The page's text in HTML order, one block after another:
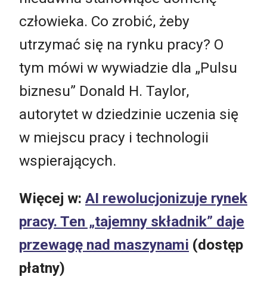
człowieka. Co zrobić, żeby
utrzymać się na rynku pracy? O
tym mówi w wywiadzie dla „Pulsu
biznesu” Donald H. Taylor,
autorytet w dziedzinie uczenia się
w miejscu pracy i technologii
wspierających.
Więcej w: AI rewolucjonizuje rynek
pracy. Ten „tajemny składnik” daje
przewagę nad maszynami (dostęp
płatny)